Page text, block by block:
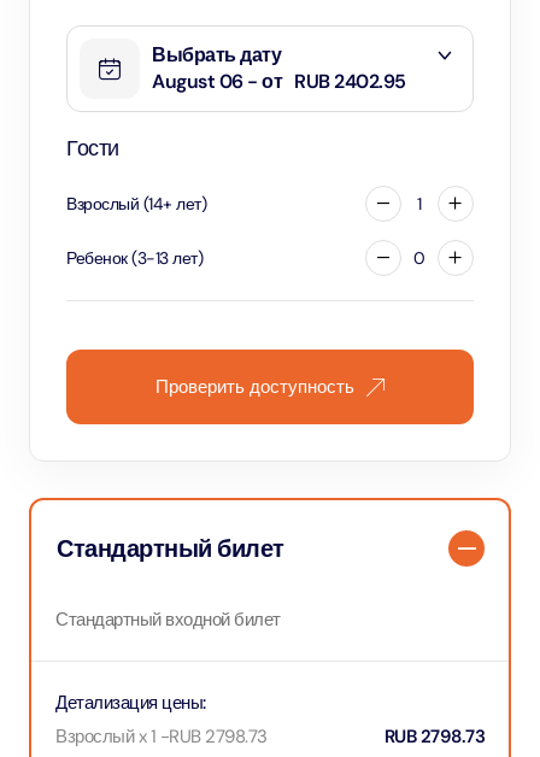
Стандартный билет
Стандартный входной билет
Детализация цены:
Взрослый x 1 -RUB 2798.73 RUB2798.73
Выбрать дату
August 06 - от RUB 2402.95
Гости
Взрослый (14+ лет) 1
Ребенок(3-13лет) 0
Проверить доступность